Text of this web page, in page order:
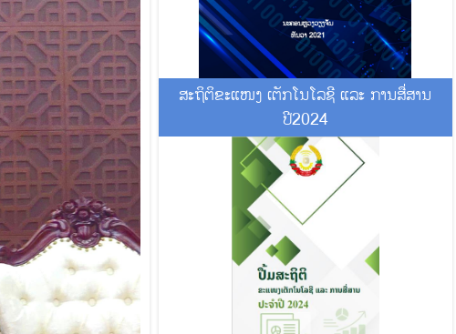
ສະຖິຕິຂະແໜງ ເຕັກໂນໂລຊີ ແລະ ການສື່ສານ
ປີ2024